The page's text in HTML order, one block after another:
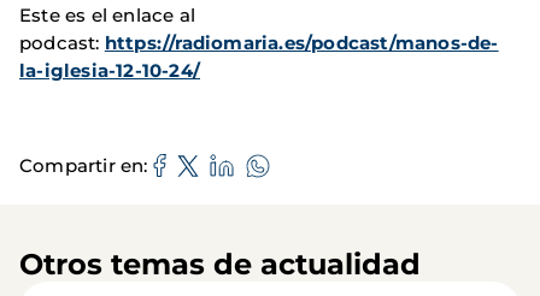
Este es el enlace al
podcast: https://radiomaria.es/podcast/manos-de-
la-iglesia-12-10-24/
Compartir en
Otros temas de actualidad